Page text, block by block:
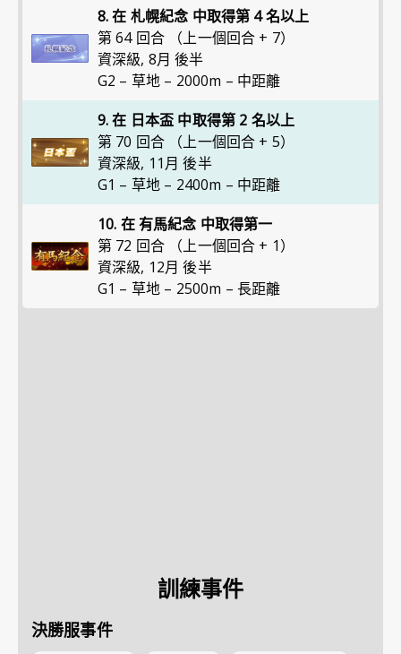
8. 在 札幌紀念 中取得第 4 名以上
第 64 回合 （上一個回合 + 7）
資深級, 8月 後半
G2 – 草地 – 2000m – 中距離
9. 在 日本盃 中取得第 2 名以上
第 70 回合 （上一個回合 + 5）
資深級, 11月 後半
G1 – 草地 – 2400m – 中距離
10. 在 有馬紀念 中取得第一
第 72 回合 （上一個回合 + 1）
資深級, 12月 後半
G1 – 草地 – 2500m – 長距離
訓練事件
決勝服事件